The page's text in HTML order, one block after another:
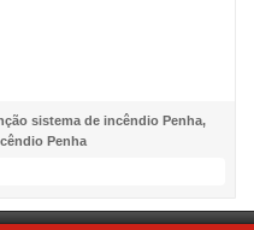
sistema de incêndio Penha,
Penha